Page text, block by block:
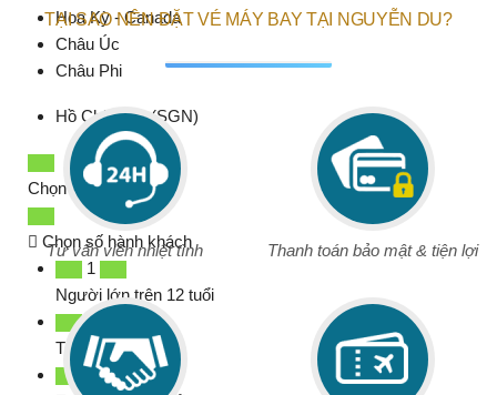
Hoa Kỳ - Canada
Châu Úc
Châu Phi
Hồ Chí Minh (SGN)
Chọn ngày đi
Chọn số hành khách
1
Người lớn trên 12 tuổi
0
Trẻ em 2 - 12 tuổi
0
TẠI SAO NÊN ĐẶT VÉ MÁY BAY TẠI NGUYỄN DU?
Tư vấn viên nhiệt tình Thanh toán bảo mật & tiện lợi